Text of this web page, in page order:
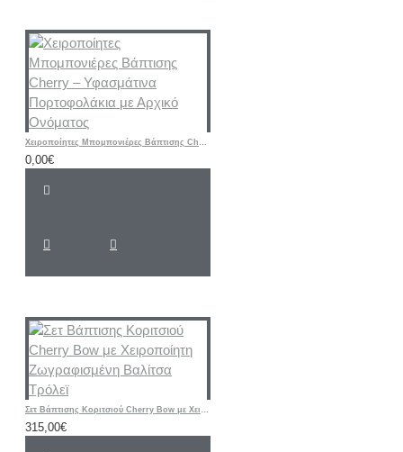
Χειροποίητες Μπομπονιέρες Βάπτισης Cherry – Υφασμάτινα Πορτοφολάκια με Αρχικό Ονόματος
0,00€
Σετ Βάπτισης Κοριτσιού Cherry Bow με Χειροποίητη Ζωγραφισμένη Βαλίτσα Τρόλεϊ
315,00€